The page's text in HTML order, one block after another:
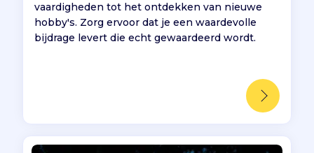
vaardigheden tot het ontdekken van nieuwe
hobby's. Zorg ervoor dat je een waardevolle
bijdrage levert die echt gewaardeerd wordt.